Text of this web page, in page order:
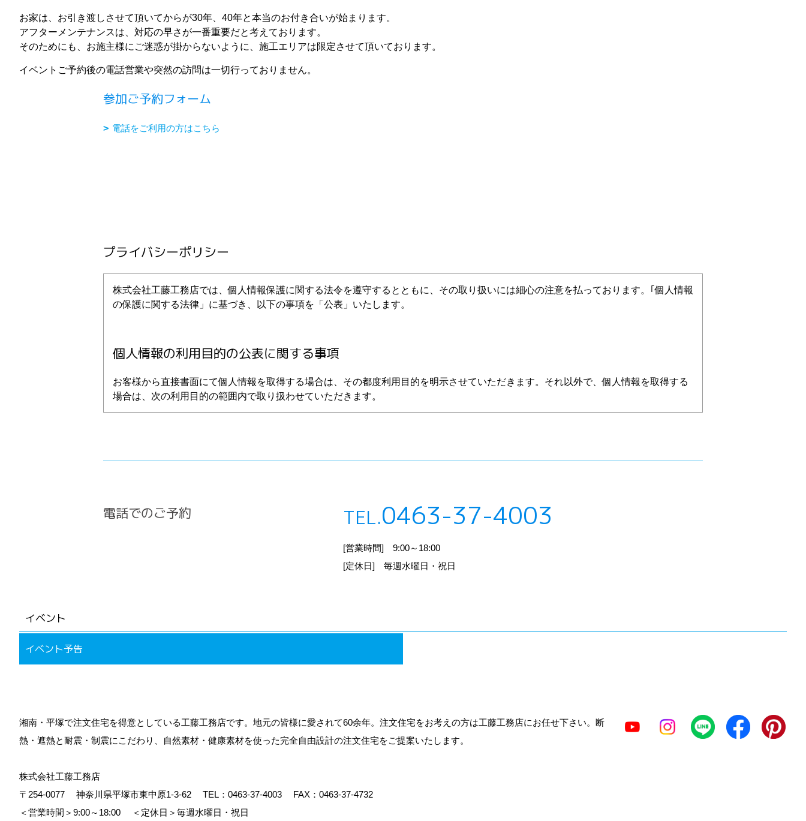
お家は、お引き渡しさせて頂いてからが30年、40年と本当のお付き合いが始まります。
アフターメンテナンスは、対応の早さが一番重要だと考えております。
そのためにも、お施主様にご迷惑が掛からないように、施工エリアは限定させて頂いております。
イベントご予約後の電話営業や突然の訪問は一切行っておりません。
参加ご予約フォーム
電話をご利用の方はこちら
プライバシーポリシー
株式会社工藤工務店では、個人情報保護に関する法令を遵守するとともに、その取り扱いには細心の注意を払っております。｢個人情報
の保護に関する法律」に基づき、以下の事項を「公表」いたします。
個人情報の利用目的の公表に関する事項
お客様から直接書面にて個人情報を取得する場合は、その都度利用目的を明示させていただきます。それ以外で、個人情報を取得する
場合は、次の利用目的の範囲内で取り扱わせていただきます。
1.お客様の自己の情報について紹介を希望される場合、所定の手続きに基づき開示します。
電話でのご予約 TEL.0463-37-4003
[営業時間] 9:00～18:00
[定休日] 毎週水曜日・祝日
イベント
イベント予告
湘南・平塚で注文住宅を得意としている工藤工務店です。地元の皆様に愛されて60余年。注文住宅をお考えの方は工藤工務店にお任せ下さい。断
熱・遮熱と耐震・制震にこだわり、自然素材・健康素材を使った完全自由設計の注文住宅をご提案いたします。
株式会社工藤工務店
〒254-0077
神奈川県平塚市東中原1-3-62 TEL： 0463-37-4003
FAX：0463-37-4732
＜営業時間＞9:00～18:00
＜定休日＞毎週水曜日・祝日